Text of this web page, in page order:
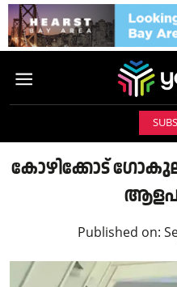
കോഴിക്കോട്
Published on: